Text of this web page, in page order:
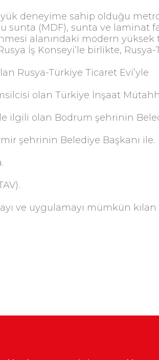
deneyime sahip olduğu
(MDF), sunta ve laminat
alanındaki modern yüksek
İş Konseyi’le birlikte,
Rusya-Türkiye Ticaret Evi’yle
olan Türkiye İnşaat
olan Bodrum şehrinin
şehrinin Belediye Başkanı ile.
ve uygulamayı mümkün